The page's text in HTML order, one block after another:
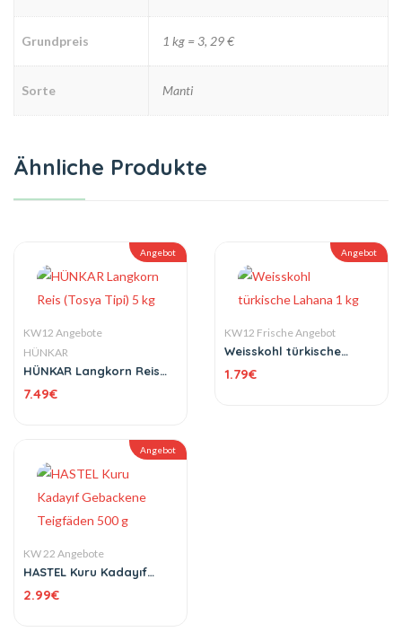
Grundpreis 1 kg = 3, 29 €
Sorte Manti
Ähnliche Produkte
Angebot
KW12 Angebote
HÜNKAR
HÜNKAR Langkorn Reis
7.49€
Angebot
KW12 Frische Angebot
Weisskohl türkische
1.79€
Angebot
KW 22 Angebote
HASTEL Kuru Kadayıf
500 g
2.99€